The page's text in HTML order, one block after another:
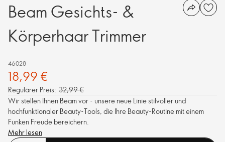
Beam Gesichts- &
Körperhaar Trimmer
46028
18,99 €
Regulärer Preis: 32,99 €
Wir stellen Ihnen Beam vor - unsere neue Linie stilvoller und
hochfunktionaler Beauty-Tools, die Ihre Beauty-Routine mit einem
Funken Freude bereichern.
Mehr lesen